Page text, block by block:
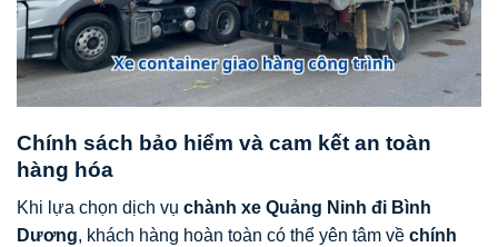
Chính sách bảo hiểm và cam kết an toàn
hàng hóa
Khi lựa chọn dịch vụ chành xe Quảng Ninh đi Bình
Dương, khách hàng hoàn toàn có thể yên tâm về chính